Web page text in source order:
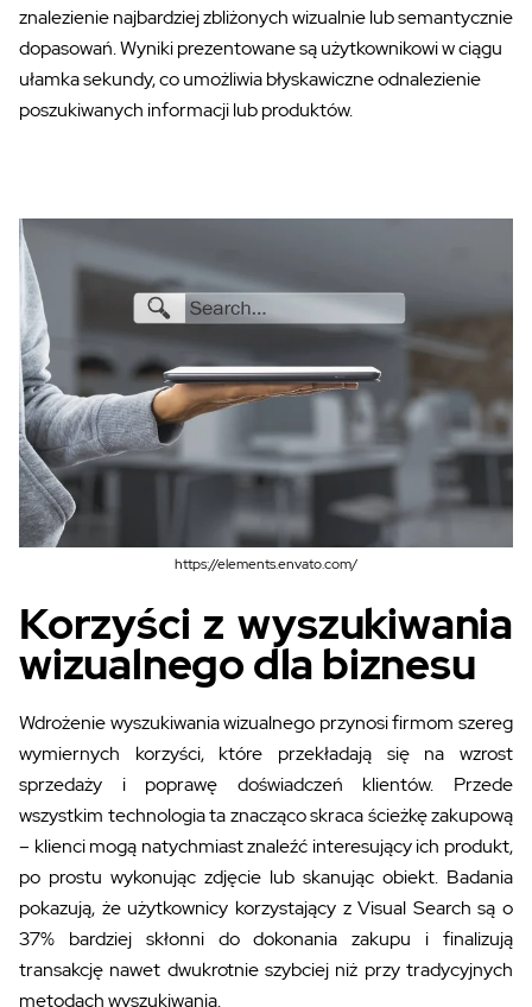
znalezienie najbardziej zbliżonych wizualnie lub semantycznie
dopasowań. Wyniki prezentowane są użytkownikowi w ciągu
ułamka sekundy, co umożliwia błyskawiczne odnalezienie
poszukiwanych informacji lub produktów.
https://elements.envato.com/
Korzyści z wyszukiwania
wizualnego dla biznesu
Wdrożenie wyszukiwania wizualnego przynosi firmom szereg
wymiernych korzyści, które przekładają się na wzrost
sprzedaży i poprawę doświadczeń klientów. Przede
wszystkim technologia ta znacząco skraca ścieżkę zakupową
– klienci mogą natychmiast znaleźć interesujący ich produkt,
po prostu wykonując zdjęcie lub skanując obiekt. Badania
pokazują, że użytkownicy korzystający z Visual Search są o
37% bardziej skłonni do dokonania zakupu i finalizują
transakcję nawet dwukrotnie szybciej niż przy tradycyjnych
metodach wyszukiwania.